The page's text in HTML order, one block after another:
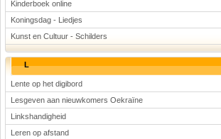
Kinderboek online
Koningsdag - Liedjes
Kunst en Cultuur - Schilders
L
Lente op het digibord
Lesgeven aan nieuwkomers Oekraïne
Linkshandigheid
Leren op afstand